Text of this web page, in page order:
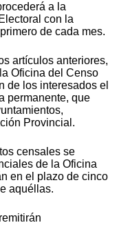
a la
con la
de cada mes.
artículos anteriores,
Oficina del Censo
de los interesados el
permanente, que
Provincial.
censales se
de la Oficina
en el plazo de cinco
aquéllas.